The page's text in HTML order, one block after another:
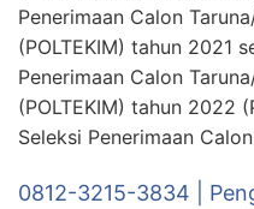
Penerimaan Calon
(POLTEKIM) tahun 2021
Penerimaan Calon
(POLTEKIM) tahun 2022
Seleksi Penerimaan
0812-3215-3834 |